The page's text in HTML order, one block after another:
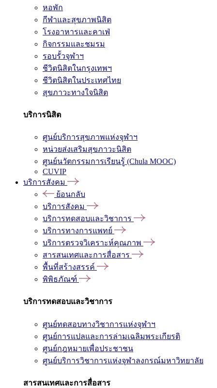
หอพัก
กีฬาและสุขภาพนิสิต
โรงอาหารและคาเฟ่
กิจกรรมและชมรม
รอบรั้วจุฬาฯ
ชีวิตนิสิตในกรุงเทพฯ
ชีวิตนิสิตในประเทศไทย
สุขภาวะทางใจนิสิต
บริการนิสิต
ศูนย์บริการสุขภาพแห่งจุฬาฯ
หน่วยส่งเสริมสุขภาวะนิสิต
ศูนย์นวัตกรรมการเรียนรู้ (Chula MOOC)
CUVIP
บริการสังคม
ย้อนกลับ
บริการสังคม
บริการทดสอบและวิชาการ
บริการทางการแพทย์
บริการตรวจวิเคราะห์คุณภาพ
สารสนเทศและการสื่อสาร
พื้นที่สร้างสรรค์
พิพิธภัณฑ์
บริการทดสอบและวิชาการ
ศูนย์ทดสอบทางวิชาการแห่งจุฬาฯ
ศูนย์การแปลและการล่ามเฉลิมพระเกียรติ
ศูนย์กฎหมายเพื่อประชาชน
ศูนย์บริการวิชาการแห่งจุฬาลงกรณ์มหาวิทยาลัย
สารสนเทศและการสื่อสาร